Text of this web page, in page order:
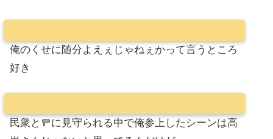
俺のくせに随分よえぇじゃねぇかって言うところ
好き
民衆と🚥に見守られる中で俺参上したシーンは高